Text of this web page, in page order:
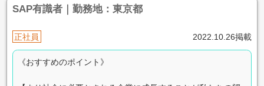
SAP有識者｜勤務地：東京都
正社員 2022.10.26掲載
《おすすめのポイント》